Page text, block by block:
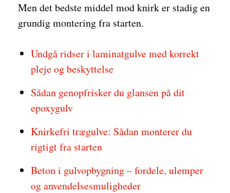
Men det bedste middel mod knirk er stadig en
grundig montering fra starten.
Undgå ridser i laminatgulve med korrekt
pleje og beskyttelse
Sådan genopfrisker du glansen på dit
epoxygulv
Knirkefri trægulve: Sådan monterer du
rigtigt fra starten
Beton i gulvopbygning – fordele, ulemper
og anvendelsesmuligheder